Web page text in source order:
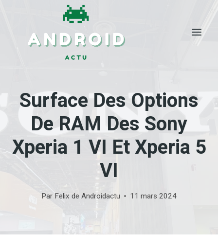
Surface Des Options
De RAM Des Sony
Xperia 1 VI Et Xperia 5
VI
Par Felix de Androidactu 11 mars 2024